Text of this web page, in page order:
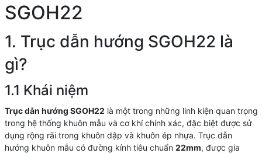
SGOH22
1. Trục dẫn hướng SGOH22 là
gì?
1.1 Khái niệm
Trục dẫn hướng SGOH22 là một trong những linh kiện quan trọng
trong hệ thống khuôn mẫu và cơ khí chính xác, đặc biệt được sử
dụng rộng rãi trong khuôn dập và khuôn ép nhựa. Trục dẫn
hướng khuôn mẫu có đường kính tiêu chuẩn 22mm, được gia